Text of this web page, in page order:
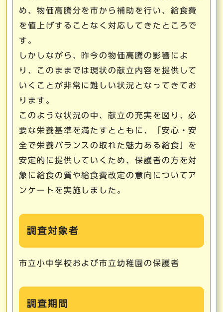
め、物価高騰分を市から補助を行い、給食費
を値上げすることなく対応してきたところで
す。
しかしながら、昨今の物価高騰の影響によ
り、このままでは現状の献立内容を提供して
いくことが非常に難しい状況となってきてお
ります。
このような状況の中、献立の充実を図り、必
要な栄養基準を満たすとともに、「安心・安
全で栄養バランスの取れた魅力ある給食」を
安定的に提供していくため、保護者の方を対
象に給食の質や給食費改定の意向についてア
ンケートを実施しました。
調査対象者
市立小中学校および市立幼稚園の保護者
調査期間